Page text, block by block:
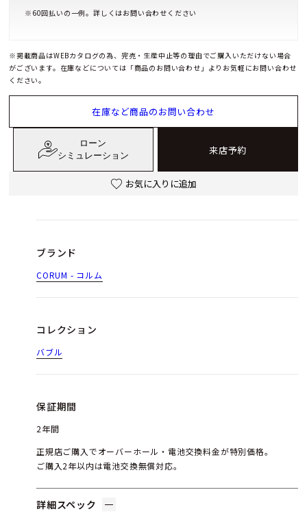
※ 60回払いの一例。詳しくはお問い合わせください
※掲載商品はWEBカタログの為、完売・生産中止等の理由でご購入いただけない場合
がございます。在庫などについては「商品のお問い合わせ」よりお気軽にお問い合わせ
ください。
在庫など商品のお問い合わせ
ローン
シミュレーション
来店予約
お気に入りに追加
ブランド
CORUM - コルム
コレクション
バブル
保証期間
2年間
正規店ご購入でオーバーホール・電池交換料金が特別価格。
ご購入2年以内は電池交換無償対応。
詳細スペック